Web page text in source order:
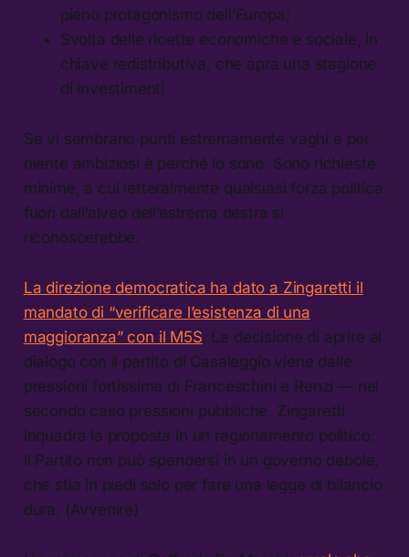
pieno protagonismo dell’Europa;
Svolta delle ricette economiche e sociale, in
chiave redistributiva, che apra una stagione
di investimenti
Se vi sembrano punti estremamente vaghi e per
niente ambiziosi è perché lo sono. Sono richieste
minime, a cui letteralmente qualsiasi forza politica
fuori dall’alveo dell’estrema destra si
riconoscerebbe.
La direzione democratica ha dato a Zingaretti il
mandato di “verificare l’esistenza di una
maggioranza” con il M5S. La decisione di aprire al
dialogo con il partito di Casaleggio viene dalle
pressioni fortissime di Franceschini e Renzi — nel
secondo caso pressioni pubbliche. Zingaretti
inquadra la proposta in un ragionamento politico:
il Partito non può spendersi in un governo debole,
che stia in piedi solo per fare una legge di bilancio
dura. (Avvenire)